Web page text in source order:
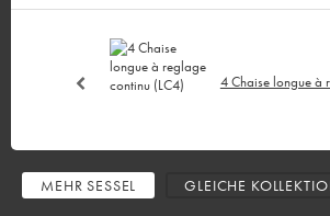
4 Chaise longue à
MEHRSESSEL GLEICHE